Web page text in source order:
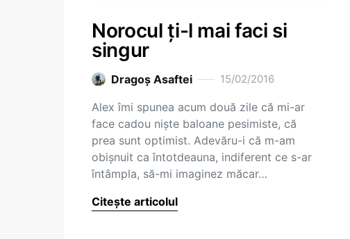
Norocul ți-l mai faci si
singur
Dragoş Asaftei 15/02/2016
Alex îmi spunea acum două zile că mi-ar
face cadou niște baloane pesimiste, că
prea sunt optimist. Adevăru-i că m-am
obișnuit ca întotdeauna, indiferent ce s-ar
întâmpla, să-mi imaginez măcar…
Citește articolul